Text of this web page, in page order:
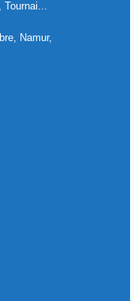
Namur,